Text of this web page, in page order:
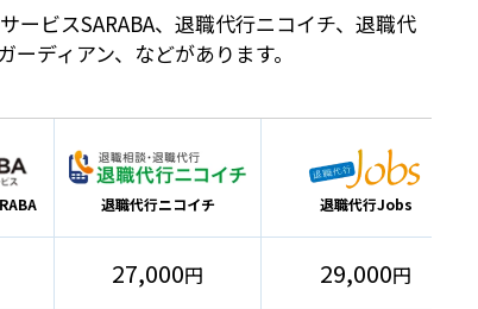
ービスSARABA、退職代行ニコイチ、退職代
ディアン、などがあります。
退職代行ニコイチ 退職代行Jobs
27,000円 29,000円